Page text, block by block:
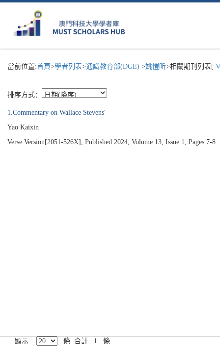
當前位置:首頁>學者列表>通識教育部(DGE) >姚愷昕>相關期刊列表[
排序方式：
1.Commentary on Wallace Stevens'
Yao Kaixin
Verse Version[2051-526X], Published 2024, Volume 13, Issue 1, Pages 7-8
顯示 條 合計 1 條